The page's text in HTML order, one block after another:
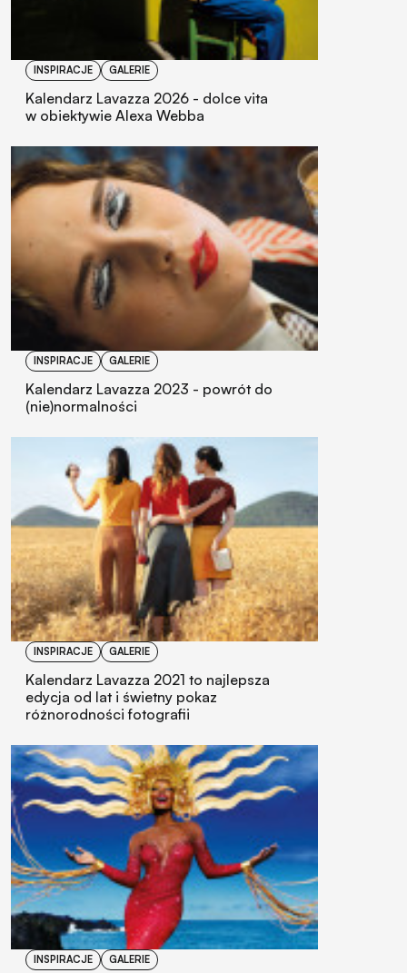
INSPIRACJE GALERIE
Kalendarz Lavazza 2026 - dolce vita
w obiektywie Alexa Webba
INSPIRACJE GALERIE
Kalendarz Lavazza 2023 - powrót do
(nie)normalności
INSPIRACJE GALERIE
Kalendarz Lavazza 2021 to najlepsza
edycja od lat i świetny pokaz
różnorodności fotografii
INSPIRACJE GALERIE